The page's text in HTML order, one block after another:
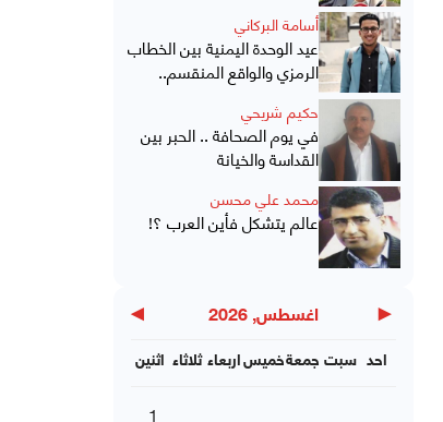
أسامة البركاني
عيد الوحدة اليمنية بين الخطاب
الرمزي والواقع المنقسم..
حكيم شريحي
في يوم الصحافة .. الحبر بين
القداسة والخيانة
محمد علي محسن
عالم يتشكل فأين العرب ؟!
◀ اغسطس, 2026 ▶
اثنين ثلاثاء اربعاءخميسجمعة سبت احد
1